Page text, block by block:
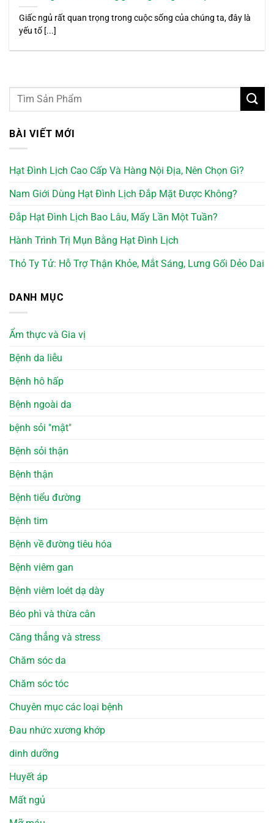
Giấc ngủ rất quan trọng trong cuộc sống của chúng ta, đây là
yếu tố [...]
BÀI VIẾT MỚI
Hạt Đình Lịch Cao Cấp Và Hàng Nội Địa, Nên Chọn Gì?
Nam Giới Dùng Hạt Đình Lịch Đắp Mặt Được Không?
Đắp Hạt Đình Lịch Bao Lâu, Mấy Lần Một Tuần?
Hành Trình Trị Mụn Bằng Hạt Đình Lịch
Thỏ Ty Tử: Hỗ Trợ Thận Khỏe, Mắt Sáng, Lưng Gối Dẻo Dai
DANH MỤC
Ẩm thực và Gia vị
Bệnh da liễu
Bệnh hô hấp
Bệnh ngoài da
bệnh sỏi "mật"
Bệnh sỏi thận
Bệnh thận
Bệnh tiểu đường
Bệnh tim
Bệnh về đường tiêu hóa
Bệnh viêm gan
Bệnh viêm loét dạ dày
Béo phì và thừa cân
Căng thẳng và stress
Chăm sóc da
Chăm sóc tóc
Chuyên mục các loại bệnh
Đau nhức xương khớp
dinh dưỡng
Huyết áp
Mất ngủ